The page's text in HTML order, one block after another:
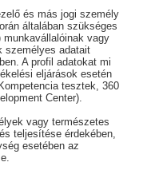
és más jogi személy
általában szükséges
vagy
személyes adatait
A profil adatokat mi
eljárások esetén
tesztek, 360
Center).
vagy természetes
teljesítése érdekében,
esetében az